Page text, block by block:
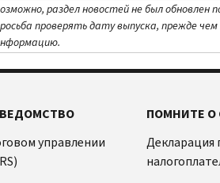
раздел новостей не был обновлен
проверять дату выпуска, прежде
управлении
ПОМНИТЕ О
Декларация